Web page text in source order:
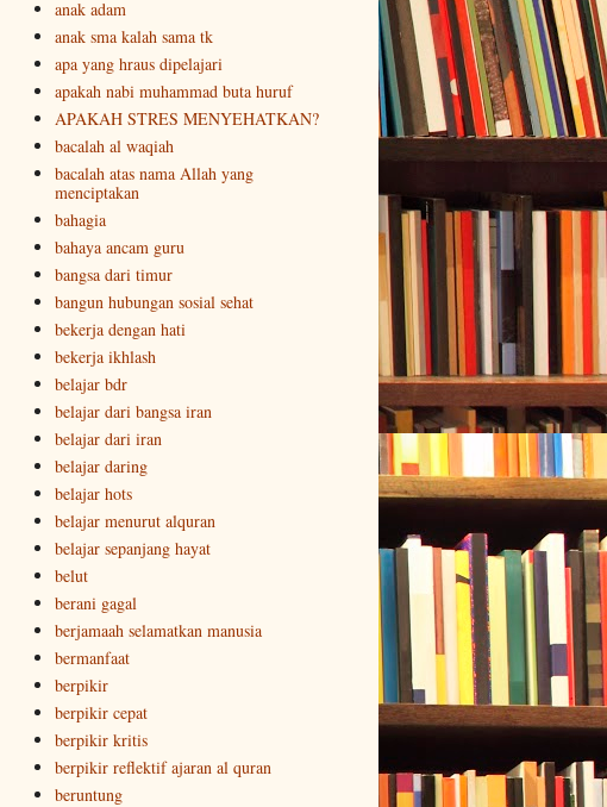
anak adam
anak sma kalah sama tk
apa yang hraus dipelajari
apakah nabi muhammad buta huruf
APAKAH STRES MENYEHATKAN?
bacalah al waqiah
bacalah atas nama Allah yang
menciptakan
bahagia
bahaya ancam guru
bangsa dari timur
bangun hubungan sosial sehat
bekerja dengan hati
bekerja ikhlash
belajar bdr
belajar dari bangsa iran
belajar dari iran
belajar daring
belajar hots
belajar menurut alquran
belajar sepanjang hayat
belut
berani gagal
berjamaah selamatkan manusia
bermanfaat
berpikir
berpikir cepat
berpikir kritis
berpikir reflektif ajaran al quran
beruntung